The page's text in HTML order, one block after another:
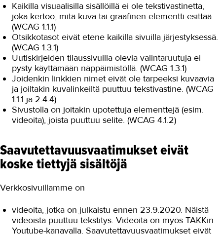
Kaikilla visuaalisilla sisällöillä ei ole tekstivastinetta,
joka kertoo, mitä kuva tai graafinen elementti esittää.
(WCAG 1.1.1)
Otsikkotasot eivät etene kaikilla sivuilla järjestyksessä.
(WCAG 1.3.1)
Uutiskirjeiden tilaussivuilla olevia valintaruutuja ei
pysty käyttämään näppäimistöllä. (WCAG 1.3.1)
Joidenkin linkkien nimet eivät ole tarpeeksi kuvaavia
ja joiltakin kuvalinkeiltä puuttuu tekstivastine. (WCAG
1.1.1 ja 2.4.4)
Sivustolla on joitakin upotettuja elementtejä (esim.
videoita), joista puuttuu selite. (WCAG 4.1.2)
Saavutettavuusvaatimukset eivät
koske tiettyjä sisältöjä
Verkkosivuillamme on
videoita, jotka on julkaistu ennen 23.9.2020. Näistä
videoista puuttuu tekstitys. Videoita on myös TAKKin
Youtube-kanavalla. Saavutettavuusvaatimukset eivät